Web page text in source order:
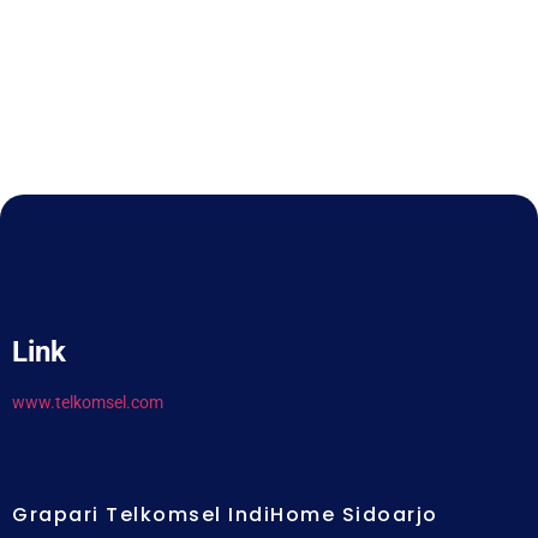
Link
www.telkomsel.com
Grapari Telkomsel IndiHome Sidoarjo